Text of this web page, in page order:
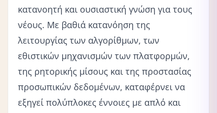
κατανοητή και ουσιαστική γνώση για τους
νέους. Με βαθιά κατανόηση της
λειτουργίας των αλγορίθμων, των
εθιστικών μηχανισμών των πλατφορμών,
της ρητορικής μίσους και της προστασίας
προσωπικών δεδομένων, καταφέρνει να
εξηγεί πολύπλοκες έννοιες με απλό και